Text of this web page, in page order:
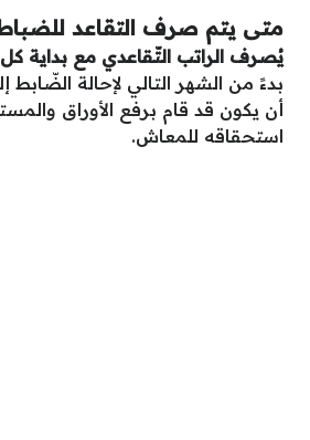
متى يتم صرف التقاعد
يُصرف الراتب التّقاعدي مع بداية
بدءً من الشهر التالي لإحالة الضّابط
أن يكون قد قام برفع الأوراق
استحقاقه للمعاش.